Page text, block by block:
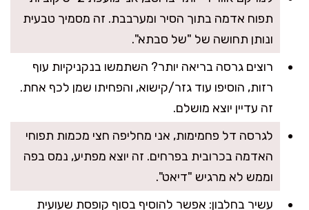
תפוח אדמה בתוך הסיר ומערבבת. זה מסמיך טבעית
ונותן תחושה של "של סבתא".
רוצים גרסה בריאה יותר? השתמשו בנקניקיות עוף
רזות, הוסיפו עוד גזר/קישוא, והפחיתו שמן לכף אחת.
זה עדיין יוצא מושלם.
לגרסה דל פחמימות, אני מחליפה חצי מכמות תפוחי
האדמה בכרובית בפרחים. זה יוצא מפתיע, נמס בפה
וממש לא מרגיש "דיאט".
עשיר בחלבון: אפשר להוסיף בסוף קופסת שעועית